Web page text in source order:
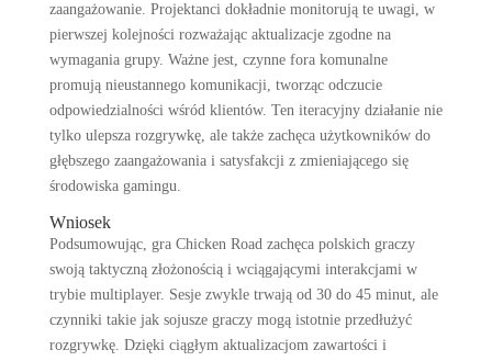
zaangażowanie. Projektanci dokładnie monitorują te uwagi, w
pierwszej kolejności rozważając aktualizacje zgodne na
wymagania grupy. Ważne jest, czynne fora komunalne
promują nieustannego komunikacji, tworząc odczucie
odpowiedzialności wśród klientów. Ten iteracyjny działanie nie
tylko ulepsza rozgrywkę, ale także zachęca użytkowników do
głębszego zaangażowania i satysfakcji z zmieniającego się
środowiska gamingu.
Wniosek
Podsumowując, gra Chicken Road zachęca polskich graczy
swoją taktyczną złożonością i wciągającymi interakcjami w
trybie multiplayer. Sesje zwykle trwają od 30 do 45 minut, ale
czynniki takie jak sojusze graczy mogą istotnie przedłużyć
rozgrywkę. Dzięki ciągłym aktualizacjom zawartości i